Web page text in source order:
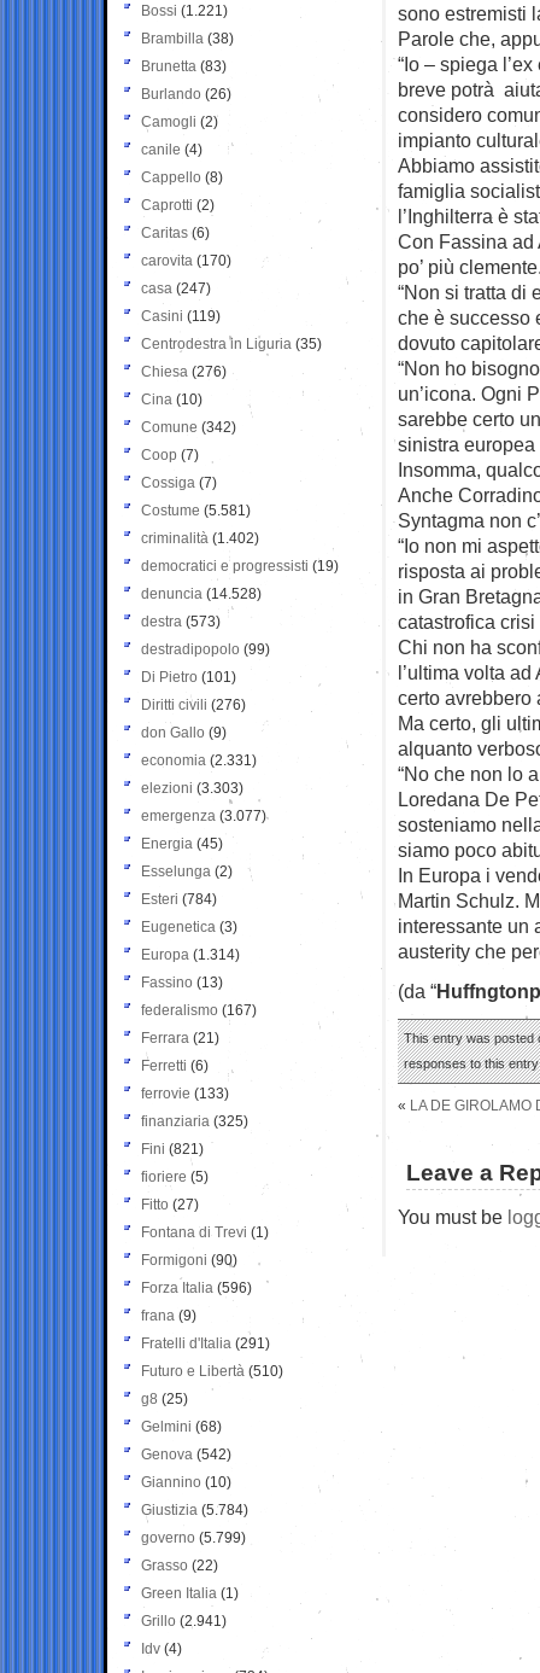
sono estremisti
Parole che,
“Io – spiega
breve potrà
considero
impianto
Abbiamo
famiglia
l’Inghilterra è
Con Fassina ad
po’ più
“Non si tratta
che è successo
dovuto
“Non ho
un’icona. Ogni
sarebbe certo
sinistra europea
Insomma,
Anche
Syntagma non
“Io non mi
risposta ai
in Gran
catastrofica
Chi non ha
l’ultima volta
certo avrebbero
Ma certo, gli
alquanto
“No che non lo
Loredana De
sosteniamo
siamo poco
In Europa i
Martin Schulz.
interessante un
austerity che
(da “
This entry was posted
responses to this
« LA DE GIROLAMO
Leave a
You must be
Bossi (1.221)
Brambilla (38)
Brunetta (83)
Burlando (26)
Camogli (2)
canile (4)
Cappello (8)
Caprotti (2)
Caritas (6)
carovita (170)
casa (247)
Casini (119)
Centrodestra in Liguria (35)
Chiesa (276)
Cina (10)
Comune (342)
Coop (7)
Cossiga (7)
Costume (5.581)
criminalità (1.402)
democratici e progressisti (19)
denuncia (14.528)
destra (573)
destradipopolo (99)
Di Pietro (101)
Diritti civili (276)
don Gallo (9)
economia (2.331)
elezioni (3.303)
emergenza (3.077)
Energia (45)
Esselunga (2)
Esteri (784)
Eugenetica (3)
Europa (1.314)
Fassino (13)
federalismo (167)
Ferrara (21)
Ferretti (6)
ferrovie (133)
finanziaria (325)
Fini (821)
fioriere (5)
Fitto (27)
Fontana di Trevi (1)
Formigoni (90)
Forza Italia (596)
frana (9)
Fratelli d'Italia (291)
Futuro e Libertà (510)
g8 (25)
Gelmini (68)
Genova (542)
Giannino (10)
Giustizia (5.784)
governo (5.799)
Grasso (22)
Green Italia (1)
Grillo (2.941)
Idv (4)